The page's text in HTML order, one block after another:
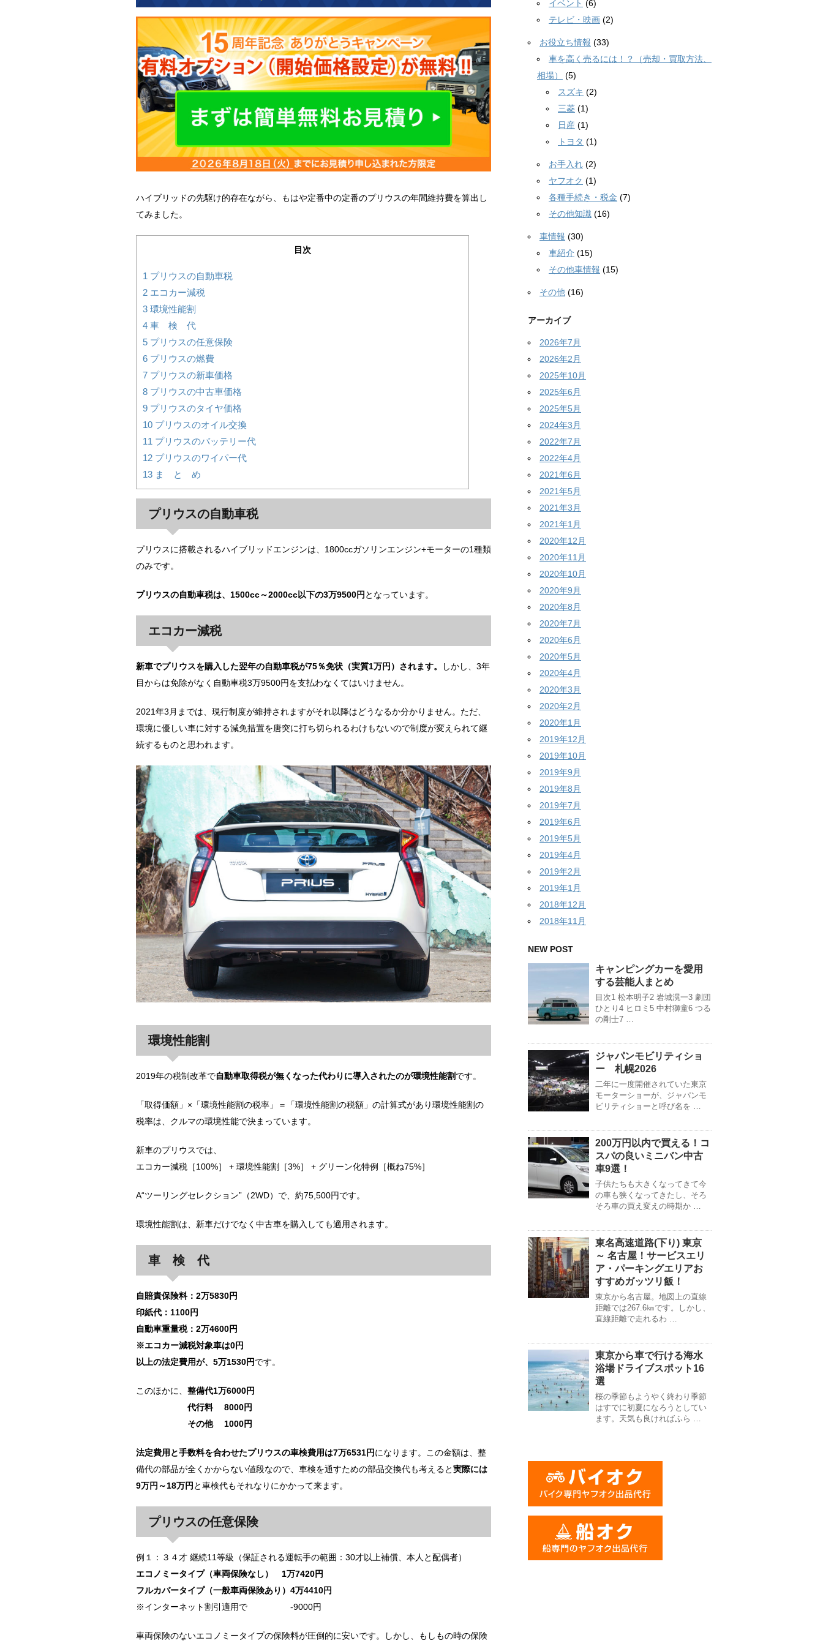
ハイブリッドの先駆け的存在ながら、もはや定番中の定番のプリウスの年間維持費を算出し
てみました。
目次
1 プリウスの自動車税
2 エコカー減税
3 環境性能割
4 車 検 代
5 プリウスの任意保険
6 プリウスの燃費
7 プリウスの新車価格
8 プリウスの中古車価格
9 プリウスのタイヤ価格
10 プリウスのオイル交換
11 プリウスのバッテリー代
12 プリウスのワイパー代
13 ま と め
プリウスの自動車税
プリウスに搭載されるハイブリッドエンジンは、1800ccガソリンエンジン+モーターの1種類
のみです。
プリウスの自動車税は、1500cc～2000cc以下の3万9500円 となっています。
エコカー減税
新車でプリウスを購入した翌年の自動車税が75％免状（実質1万円）されます。
しかし、3年
目からは免除がなく自動車税3万9500円を支払わなくてはいけません。
2021年3月までは、現行制度が維持されますがそれ以降はどうなるか分かりません。ただ、
環境に優しい車に対する減免措置を唐突に打ち切られるわけもないので制度が変えられて継
続するものと思われます。
環境性能割
2019年の税制改革で自動車取得税が無くなった代わりに導入されたのが環境性能割です。
「取得価額」×「環境性能割の税率」＝「環境性能割の税額」の計算式があり環境性能割の
税率は、クルマの環境性能で決まっています。
新車のプリウスでは、
エコカー減税［100%］ + 環境性能割［3%］ + グリーン化特例［概ね75%］
A“ツーリングセレクション”（2WD）で、約75,500円です。
環境性能割は、新車だけでなく中古車を購入しても適用されます。
車 検 代
自賠責保険料：2万5830円
印紙代：1100円
自動車重量税：2万4600円
※エコカー減税対象車は0円
以上の法定費用が、5万1530円です。
このほかに、 整備代1万6000円
代行料 8000円
その他 1000円
法定費用と手数料を合わせたプリウスの車検費用は7万6531円になります。この金額は、整
備代の部品が全くかからない値段なので、車検を通すための部品交換代も考えると実際には
9万円～18万円 と車検代もそれなりにかかって来ます。
プリウスの任意保険
例１：３４才 継続11等級（保証される運転手の範囲：30才以上補償、本人と配偶者）
エコノミータイプ（車両保険なし） 1万7420円
フルカバータイプ（一般車両保険あり）4万4410円
※インターネット割引適用で -9000円
車両保険のないエコノミータイプの保険料が圧倒的に安いです。しかし、もしもの時の保険
イベント (6)
テレビ・映画 (2)
お役立ち情報 (33)
車を高く売るには！？（売却・買取方法、
相場）
(5)
スズキ (2)
三菱 (1)
日産 (1)
トヨタ (1)
お手入れ (2)
ヤフオク (1)
各種手続き・税金 (7)
その他知識 (16)
車情報 (30)
車紹介 (15)
その他車情報 (15)
その他 (16)
アーカイブ
2026年7月
2026年2月
2025年10月
2025年6月
2025年5月
2024年3月
2022年7月
2022年4月
2021年6月
2021年5月
2021年3月
2021年1月
2020年12月
2020年11月
2020年10月
2020年9月
2020年8月
2020年7月
2020年6月
2020年5月
2020年4月
2020年3月
2020年2月
2020年1月
2019年12月
2019年10月
2019年9月
2019年8月
2019年7月
2019年6月
2019年5月
2019年4月
2019年2月
2019年1月
2018年12月
2018年11月
NEW POST
キャンピングカーを愛用
する芸能人まとめ
目次1 松本明子2 岩城滉一3 劇団
ひとり4 ヒロミ5 中村獅童6 つる
の剛士7 …
ジャパンモビリティショ
ー 札幌2026
二年に一度開催されていた東京
モーターショーが、ジャパンモ
ビリティショーと呼び名を …
200万円以内で買える！コ
スパの良いミニバン中古
車9選！
子供たちも大きくなってきて今
の車も狭くなってきたし、そろ
そろ車の買え変えの時期か …
東名高速道路(下り) 東京
～ 名古屋！サービスエリ
ア・パーキングエリアお
すすめガッツリ飯！
東京から名古屋。地図上の直線
距離では267.6㎞です。しかし、
直線距離で走れるわ …
東京から車で行ける海水
浴場ドライブスポット16
選
桜の季節もようやく終わり季節
はすでに初夏になろうとしてい
ます。天気も良ければふら …